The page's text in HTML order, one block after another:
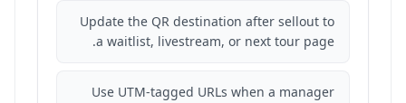
Update the QR destination after sellout to
a waitlist, livestream, or next tour page.
Use UTM-tagged URLs when a manager